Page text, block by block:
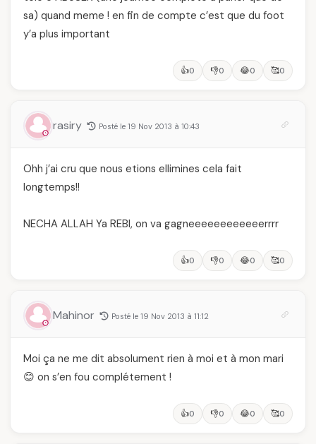
sa) quand meme ! en fin de compte c’est que du foot
y’a plus important
👍0 👎0 😂0 🥰0
rasiry Posté le 19 Nov 2013 à 10:43
Ohh j’ai cru que nous etions ellimines cela fait
longtemps!!
NECHA ALLAH Ya REBI, on va gagneeeeeeeeeeeerrrr
👍0 👎0 😂0 🥰0
Mahinor Posté le 19 Nov 2013 à 11:12
Moi ça ne me dit absolument rien à moi et à mon mari
😊 on s’en fou complétement !
👍0 👎0 😂0 🥰0